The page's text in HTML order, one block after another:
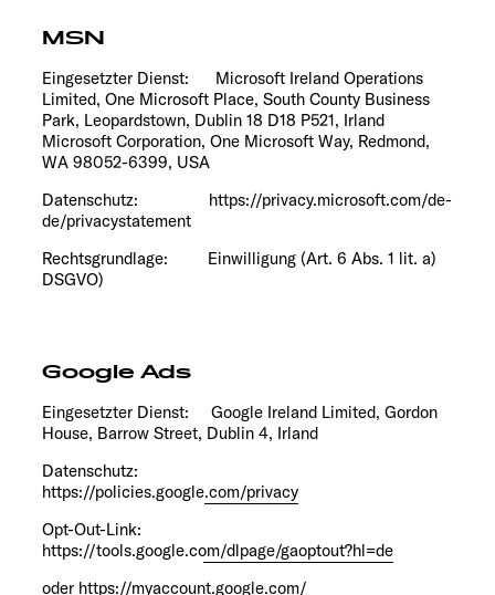
MSN
Eingesetzter Dienst: Microsoft Ireland Operations
Limited, One Microsoft Place, South County Business
Park, Leopardstown, Dublin 18 D18 P521, Irland
Microsoft Corporation, One Microsoft Way, Redmond,
WA 98052-6399, USA
Datenschutz: https://privacy.microsoft.com/de-
de/privacystatement
Rechtsgrundlage: Einwilligung (Art. 6 Abs. 1 lit. a)
DSGVO)
Google Ads
Eingesetzter Dienst: Google Ireland Limited, Gordon
House, Barrow Street, Dublin 4, Irland
Datenschutz:
https://policies.google.com/privacy
Opt-Out-Link:
https://tools.google.com/dlpage/gaoptout?hl=de
oder https://myaccount.google.com/